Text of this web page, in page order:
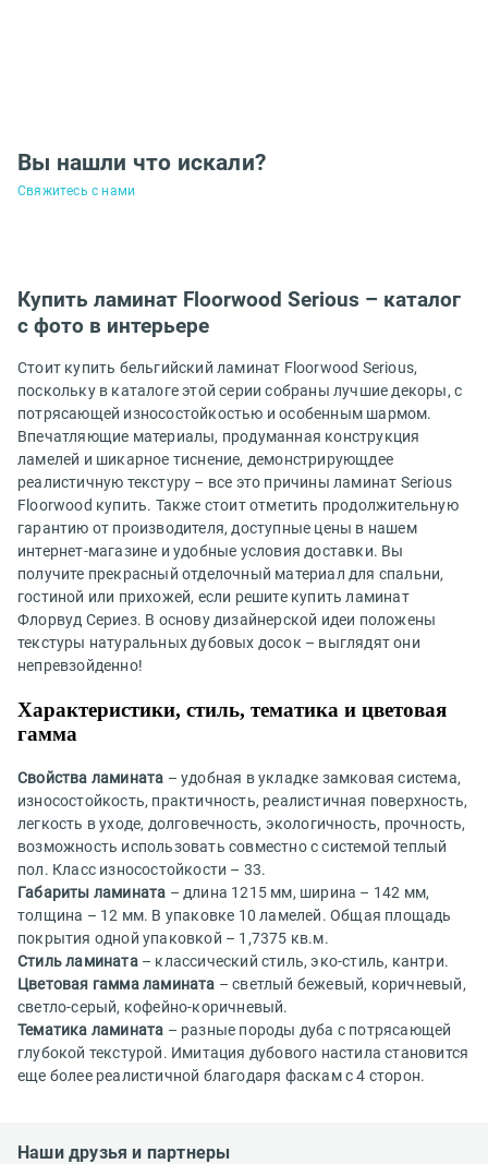
Вы нашли что искали?
Свяжитесь с нами
Купить ламинат Floorwood Serious – каталог
с фото в интерьере
Стоит купить бельгийский ламинат Floorwood Serious,
поскольку в каталоге этой серии собраны лучшие декоры, с
потрясающей износостойкостью и особенным шармом.
Впечатляющие материалы, продуманная конструкция
ламелей и шикарное тиснение, демонстрирующдее
реалистичную текстуру – все это причины ламинат Serious
Floorwood купить. Также стоит отметить продолжительную
гарантию от производителя, доступные цены в нашем
интернет-магазине и удобные условия доставки. Вы
получите прекрасный отделочный материал для спальни,
гостиной или прихожей, если решите купить ламинат
Флорвуд Сериез. В основу дизайнерской идеи положены
текстуры натуральных дубовых досок – выглядят они
непревзойденно!
Характеристики, стиль, тематика и цветовая
гамма
Свойства ламината – удобная в укладке замковая система,
износостойкость, практичность, реалистичная поверхность,
легкость в уходе, долговечность, экологичность, прочность,
возможность использовать совместно с системой теплый
пол. Класс износостойкости – 33.
Габариты ламината – длина 1215 мм, ширина – 142 мм,
толщина – 12 мм. В упаковке 10 ламелей. Общая площадь
покрытия одной упаковкой – 1,7375 кв.м.
Стиль ламината– классический стиль, эко-стиль, кантри.
Цветовая гамма ламината – светлый бежевый, коричневый,
светло-серый, кофейно-коричневый.
Тематика ламината – разные породы дуба с потрясающей
глубокой текстурой. Имитация дубового настила становится
еще более реалистичной благодаря фаскам с 4 сторон.
Наши друзья и партнеры